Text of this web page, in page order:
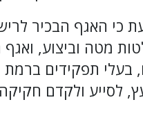
כי האגף הבכיר
מטה וביצוע,
בעלי תפקידים
לסייע ולקדם